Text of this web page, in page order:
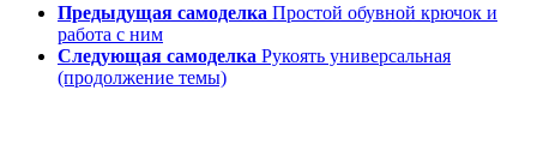
Предыдущая самоделка Простой обувной крючок и
работа с ним
Следующая самоделка Рукоять универсальная
(продолжение темы)